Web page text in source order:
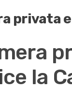
privata
la